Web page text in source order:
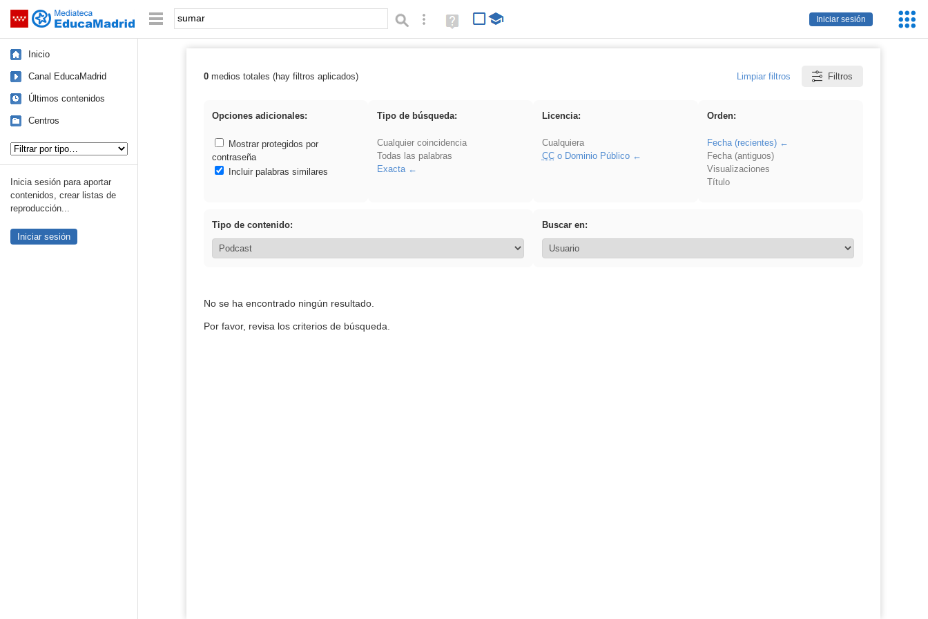
Saltar navegación
Iniciar sesión
Palabra o frase: Búsqueda avanzada
Ayuda
(en
Inicio
Canal EducaMadrid
Últimos contenidos
Centros
Inicia sesión para aportar
contenidos, crear listas de
reproducción...
Iniciar sesión
Resultados de: sumar
0medios totales (hay filtros aplicados) Limpiar filtros Filtros
Opciones adicionales:
Mostrar protegidos por
contraseña
Incluir palabras similares
Tipo de búsqueda:
Cualquier coincidencia
Todas las palabras
Exacta
Licencia:
Cualquiera
CCo Dominio Público
Orden:
Fecha (recientes)
Fecha (antiguos)
Visualizaciones
Título
Tipo de contenido: Buscar en:
No se ha encontrado ningún resultado.
Por favor, revisa los criterios de búsqueda.